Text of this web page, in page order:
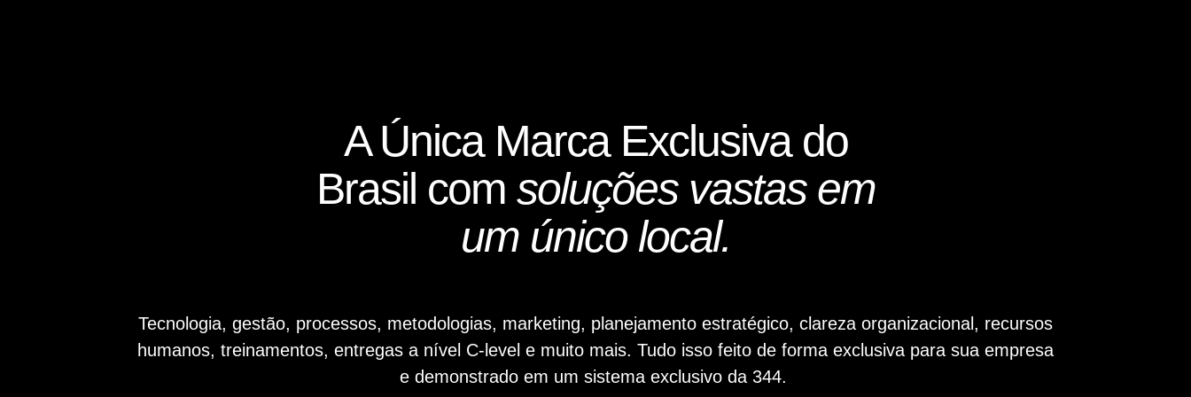
AÚnica Marca Exclusivado
Brasil com soluções vastas em
um único local.
Tecnologia, gestão, processos, metodologias, marketing, planejamento estratégico, clareza organizacional, recursos
humanos, treinamentos, entregas a nível C-level e muito mais. Tudo isso feito de forma exclusiva para sua empresa
e demonstrado em um sistema exclusivo da 344.